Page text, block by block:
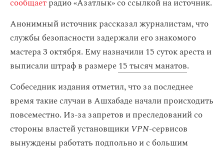
сообщаетрадио «Азатлык» со ссылкой на источник.
Анонимный источник рассказал журналистам, что
службы безопасности задержали его знакомого
мастера 3 октября. Ему назначили 15 суток ареста и
выписали штраф в размере15 тысяч манатов.
Собеседник издания отметил, что за последнее
время такие случаи в Ашхабаде начали происходить
повсеместно. Из-за запретов и преследований со
стороны властей установщикиVPN-сервисов
вынуждены работать подпольно и с большим